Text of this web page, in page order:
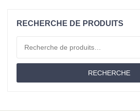
Fente Du Bouchon
Topper Plat
Matelas
RECHERCHE DE PRODUITS
RECHERCHE